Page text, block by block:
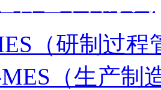
（研制过程
（生产制